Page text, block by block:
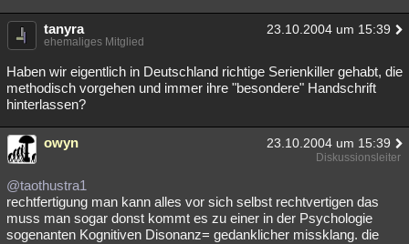
tanyra 23.10.2004 um 15:39
ehemaliges Mitglied
Haben wir eigentlich in Deutschland richtige Serienkiller gehabt, die
methodisch vorgehen und immer ihre "besondere" Handschrift
hinterlassen?
owyn 23.10.2004 um 15:39
Diskussionsleiter
@taothustra1
rechtfertigung man kann alles vor sich selbst rechtvertigen das
muss man sogar donst kommt es zu einer in der Psychologie
sogenanten Kognitiven Disonanz= gedanklicher missklang. die